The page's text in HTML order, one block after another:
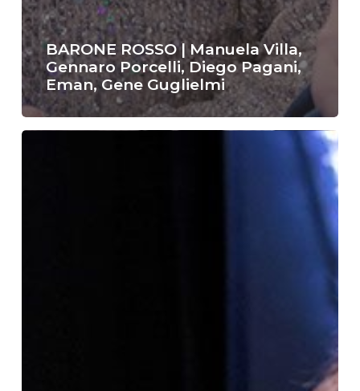
BARONE ROSSO | Manuela Villa,
Gennaro Porcelli, Diego Pagani,
Eman, Gene Guglielmi